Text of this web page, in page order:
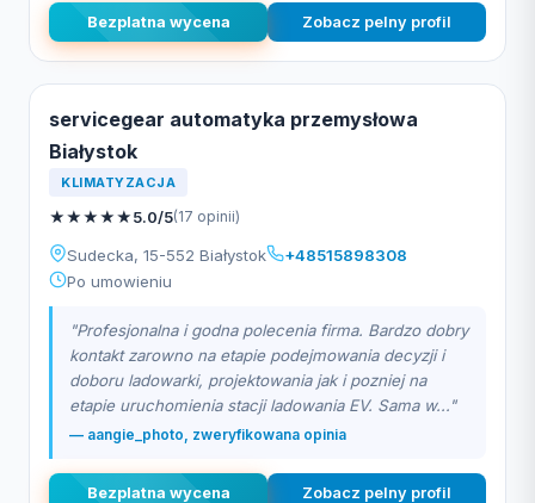
Bezplatna wycena Zobacz pelny profil
servicegear automatyka przemysłowa
Białystok
KLIMATYZACJA
★★★★★5.0/5(17 opinii)
Sudecka, 15-552 Białystok
+48515898308
Po umowieniu
"Profesjonalna i godna polecenia firma. Bardzo dobry
kontakt zarowno na etapie podejmowania decyzji i
doboru ladowarki, projektowania jak i pozniej na
etapie uruchomienia stacji ladowania EV. Sama w..."
— aangie_photo, zweryfikowana opinia
Bezplatna wycena Zobacz pelny profil